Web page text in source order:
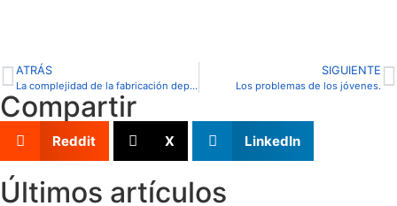
ATRÁS
La complejidad de la fabricación depósitos para la elaboración de vinos
SIGUIENTE
Los problemas de los jóvenes.
Compartir
Reddit X LinkedIn
Últimos artículos